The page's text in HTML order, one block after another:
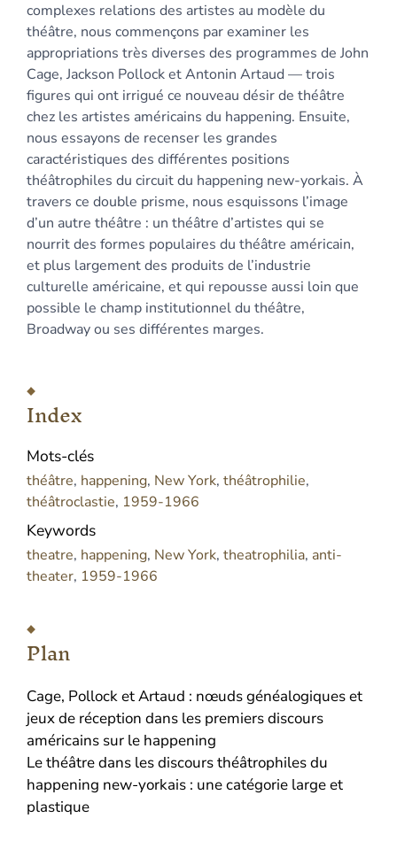
complexes relations des artistes au modèle du
théâtre, nous commençons par examiner les
appropriations très diverses des programmes de John
Cage, Jackson Pollock et Antonin Artaud — trois
figures qui ont irrigué ce nouveau désir de théâtre
chez les artistes américains du happening. Ensuite,
nous essayons de recenser les grandes
caractéristiques des différentes positions
théâtrophiles du circuit du happening new-yorkais. À
travers ce double prisme, nous esquissons l’image
d’un autre théâtre : un théâtre d’artistes qui se
nourrit des formes populaires du théâtre américain,
et plus largement des produits de l’industrie
culturelle américaine, et qui repousse aussi loin que
possible le champ institutionnel du théâtre,
Broadway ou ses différentes marges.
Index
Mots-clés
théâtre, happening, New York, théâtrophilie,
théâtroclastie, 1959-1966
Keywords
theatre, happening, New York, theatrophilia, anti-
theater, 1959-1966
Plan
Cage, Pollock et Artaud : nœuds généalogiques et
jeux de réception dans les premiers discours
américains sur le happening
Le théâtre dans les discours théâtrophiles du
happening new-yorkais : une catégorie large et
plastique